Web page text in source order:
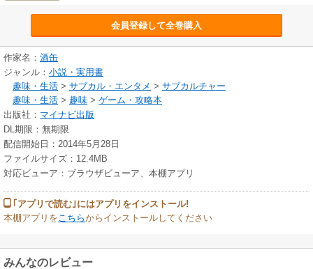
会員登録して全巻購入
作家名： 酒缶
ジャンル： 小説・実用書
趣味・生活 > サブカル・エンタメ > サブカルチャー
趣味・生活 > 趣味 > ゲーム・攻略本
出版社： マイナビ出版
DL期限：無期限
配信開始日：2014年5月28日
ファイルサイズ：12.4MB
対応ビューア：ブラウザビューア、本棚アプリ
｢アプリで読む｣にはアプリをインストール!
本棚アプリを こちらからインストールしてください
みんなのレビュー